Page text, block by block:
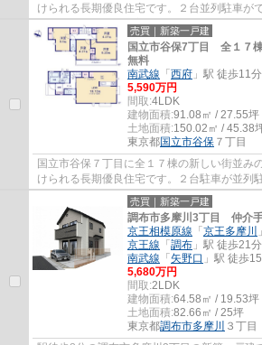
けられる長期優良住宅です。２台並列駐車が
をお探しなら地元密着型のエージーホーム...
売買｜新築一戸建
国立市谷保7丁目 全１
無料
南武線 「 西府 」駅 徒歩11分
5,590万円
間取:4LDK
建物面積:91.08㎡ / 27.55坪
土地面積:150.02㎡ / 45.38
東京都国立市谷保 ７丁目
国立市谷保７丁目に全１７棟の新しい街並み
けられる長期優良住宅です。２台駐車が並列
住まいをお探しなら地元密着型のエージー...
売買｜新築一戸建
調布市多摩川3丁目 仲介
京王相模原線 「 京王多摩川
京王線 「 調布 」駅 徒歩21分
南武線 「 矢野口 」駅 徒歩
5,680万円
間取:2LDK
建物面積:64.58㎡ / 19.53坪
土地面積:82.66㎡ / 25坪
東京都調布市多摩川 ３丁目